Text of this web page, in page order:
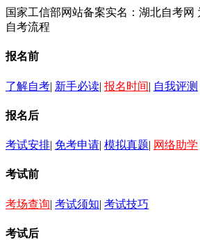
国家工信部网站备案实名：湖北自考网
自考流程
报名前
了解自考| 新手必读| 报名时间| 自我评测
报名后
考试安排| 免考申请| 模拟真题| 网络助学
考试前
考场查询| 考试须知| 考试技巧
考试后